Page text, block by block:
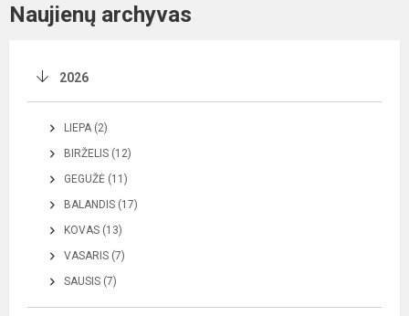
Naujienų archyvas
2026
LIEPA (2)
BIRŽELIS (12)
GEGUŽĖ (11)
BALANDIS (17)
KOVAS (13)
VASARIS (7)
SAUSIS (7)